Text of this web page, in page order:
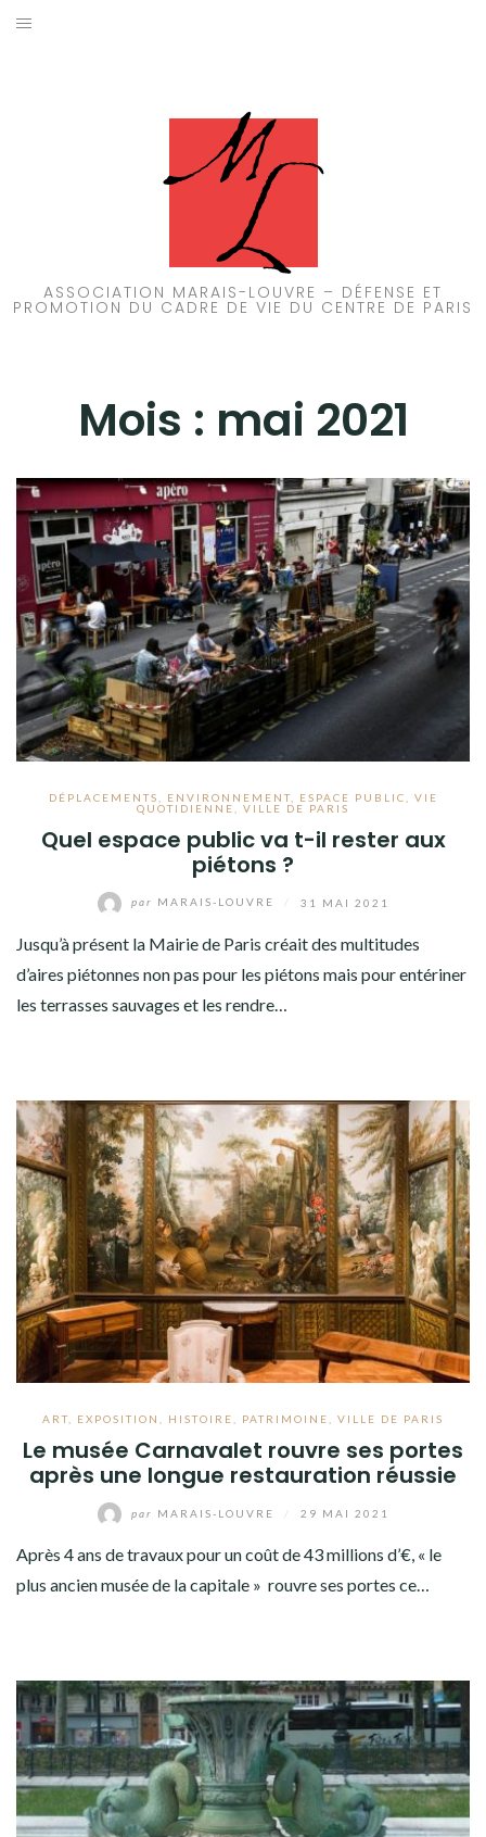
Aller
ASSOCIATION MARAIS-LOUVRE – DÉFENSE ET
PROMOTION DU CADRE DE VIE DU CENTRE DE PARIS
Mois : mai 2021
DÉPLACEMENTS ENVIRONNEMENT, ESPACE PUBLIC
VIE
QUOTIDIENNE
VILLE DE PARIS
Quel espace public va t-il rester aux
piétons ?
par MARAIS-LOUVRE 31 MAI 2021
Jusqu’à présent la Mairie de Paris créait des multitudes
d’aires piétonnes non pas pour les piétons mais pour entériner
les terrasses sauvages‌ et les rendre…
ART EXPOSITION HISTOIRE PATRIMOINE VILLE DE PARIS
Le musée Carnavalet rouvre ses portes
après une longue restauration réussie
par MARAIS-LOUVRE 29 MAI 2021
Après 4 ans de travaux pour un coût de 43 millions d’€, « le
plus ancien musée de la capitale » rouvre ses portes ce…